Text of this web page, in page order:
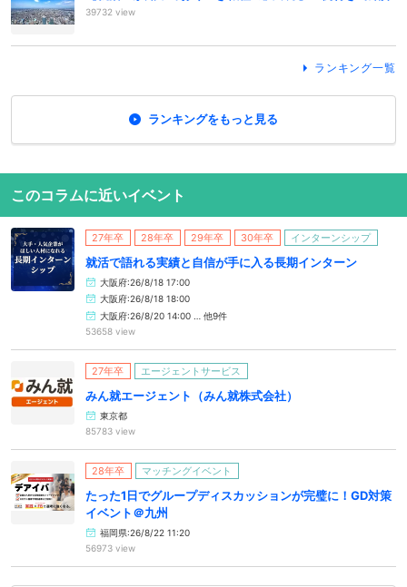
39732 view
ランキング一覧
ランキングをもっと見る
このコラムに近いイベント
27年卒 28年卒 29年卒 30年卒 インターンシップ
就活で語れる実績と自信が手に入る長期インターン
大阪府:26/8/18 17:00
大阪府:26/8/18 18:00
大阪府:26/8/20 14:00 … 他9件
53658 view
27年卒 エージェントサービス
みん就エージェント（みん就株式会社）
東京都
85783 view
28年卒 マッチングイベント
たった1日でグループディスカッションが完璧に！GD対策
イベント＠九州
福岡県:26/8/22 11:20
56973 view